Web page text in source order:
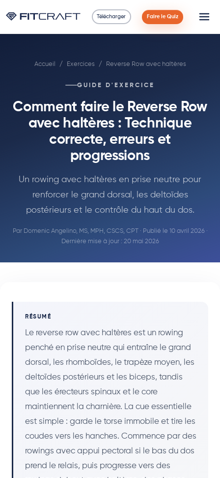
Télécharger Faire le Quiz
Guides
90 Jours
Calculatrices
Accueil / Exercices / Reverse Row avec haltères
GUIDE D'EXERCICE
Comment faire le Reverse Row
avec haltères : Technique
correcte, erreurs et
progressions
Un rowing avec haltères en prise neutre pour
renforcer le grand dorsal, les deltoïdes
postérieurs et le contrôle du haut du dos.
Par Domenic Angelino, MS, MPH, CSCS, CPT· Publié le 10 avril 2026 ·
Dernière mise à jour : 20 mai 2026
RÉSUMÉ
Le reverse row avec haltères est un rowing
penché en prise neutre qui entraîne le grand
dorsal, les rhomboïdes, le trapèze moyen, les
deltoïdes postérieurs et les biceps, tandis
que les érecteurs spinaux et le core
maintiennent la charnière. La cue essentielle
est simple : garde le torse immobile et tire les
coudes vers les hanches. Commence par des
rowings avec appui pectoral si le bas du dos
prend le relais, puis progresse vers des